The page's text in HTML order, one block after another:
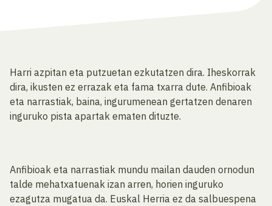
Harri azpitan eta putzuetan ezkutatzen dira. Iheskorrak
dira, ikusten ez errazak eta fama txarra dute. Anfibioak
eta narrastiak, baina, ingurumenean gertatzen denaren
inguruko pista apartak ematen dituzte.
Anfibioak eta narrastiak mundu mailan dauden ornodun
talde mehatxatuenak izan arren, horien inguruko
ezagutza mugatua da. Euskal Herria ez da salbuespena